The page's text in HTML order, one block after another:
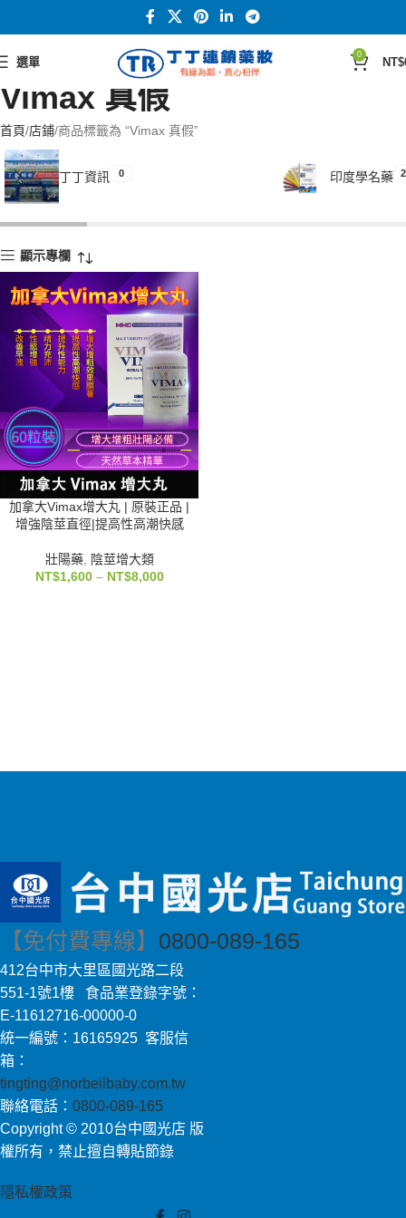
選單
0
NT$
Vimax 真假
首頁 店鋪 商品標籤為 “Vimax 真假”
丁丁資訊 0 印度學名藥
顯示專欄
加拿大Vimax增大丸 | 原裝正品 |
增強陰莖直徑|提高性高潮快感
壯陽藥, 陰莖增大類
NT$1,600 – NT$8,000
【免付費專線】 0800-089-165
412台中市大里區國光路二段
551-1號1樓 食品業登錄字號：
E-11612716-00000-0
統一編號：16165925 客服信
箱：
tingting@norbeilbaby.com.tw
聯絡電話： 0800-089-165
Copyright © 2010台中國光店 版
權所有，禁止擅自轉貼節錄
隱私權政策